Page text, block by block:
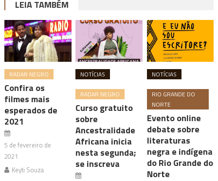
LEIA TAMBÉM
RADAR NEGRO
Confira os
filmes mais
esperados de
2021
5 de fevereiro de
2021
Keyti Souza
NOTÍCIAS
RADAR NEGRO
Curso gratuito
sobre
Ancestralidade
Africana inicia
nesta segunda;
se inscreva
NOTÍCIAS
RIO GRANDE DO
NORTE
Evento online
debate sobre
literaturas
negra e indígena
do Rio Grande do
Norte